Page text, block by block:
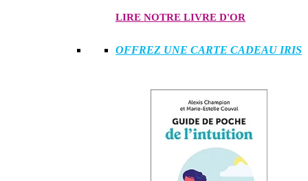
LIRE NOTRE LIVRE D'OR
OFFREZ UNE CARTE CADEAU IRIS